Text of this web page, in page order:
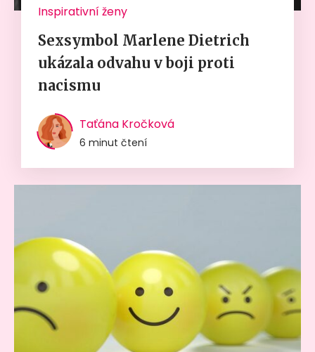
Inspirativní ženy
Sexsymbol Marlene Dietrich
ukázala odvahu v boji proti
nacismu
Taťána Kročková
6 minut čtení